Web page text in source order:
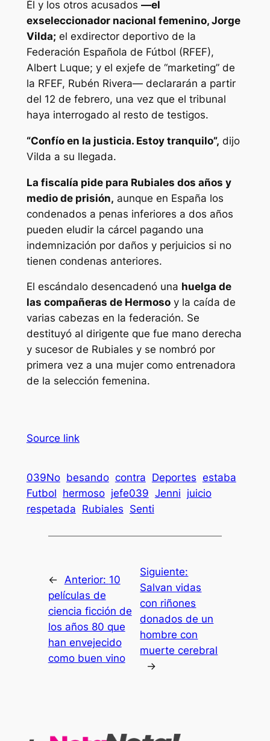
Él y los otros acusados —el
exseleccionador nacional femenino, Jorge
Vilda;el exdirector deportivo de la
Federación Española de Fútbol (RFEF),
Albert Luque; y el exjefe de “marketing” de
la RFEF, Rubén Rivera— declararán a partir
del 12 de febrero, una vez que el tribunal
haya interrogado al resto de testigos.
“Confío en la justicia. Estoy tranquilo”, dijo
Vilda a su llegada.
La fiscalía pide para Rubiales dos años y
medio de prisión, aunque en España los
condenados a penas inferiores a dos años
pueden eludir la cárcel pagando una
indemnización por daños y perjuicios si no
tienen condenas anteriores.
El escándalo desencadenó una huelga de
las compañeras de Hermosoy la caída de
varias cabezas en la federación. Se
destituyó al dirigente que fue mano derecha
y sucesor de Rubiales y se nombró por
primera vez a una mujer como entrenadora
de la selección femenina.
Source link
039No besando contra Deportes estaba
Futbol hermoso jefe039 Jenni juicio
respetada Rubiales Senti
← Anterior: 10
películas de
ciencia ficción de
los años 80 que
han envejecido
como buen vino
Siguiente:
Salvan vidas
con riñones
donados de un
hombre con
muerte cerebral
→